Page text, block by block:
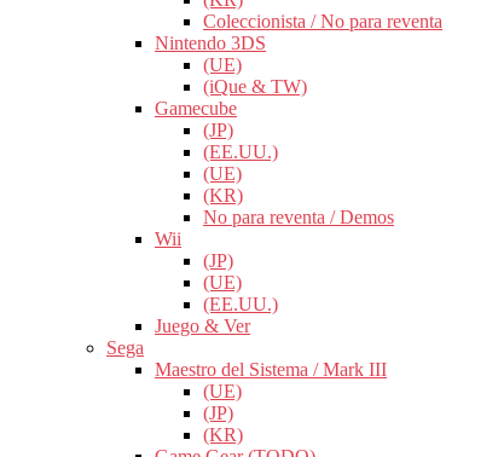
Coleccionista / No para reventa
Nintendo 3DS
(UE)
(iQue & TW)
Gamecube
(JP)
(EE.UU.)
(UE)
(KR)
No para reventa / Demos
Wii
(JP)
(UE)
(EE.UU.)
Juego & Ver
Sega
Maestro del Sistema / Mark III
(UE)
(JP)
(KR)